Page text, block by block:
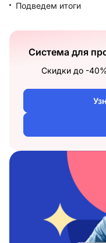
Подведем итоги
Система для
Скидки до -